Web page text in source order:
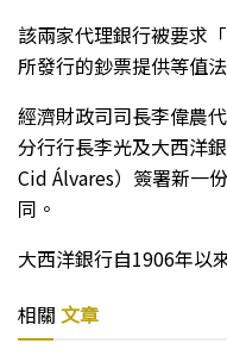
該兩家代理銀行被要求
所發行的鈔票提供等值
經濟財政司司長李偉農
分行行長李光及大西洋
Cid Álvares）簽署新一
同。
大西洋銀行自1906年以
相關 文章